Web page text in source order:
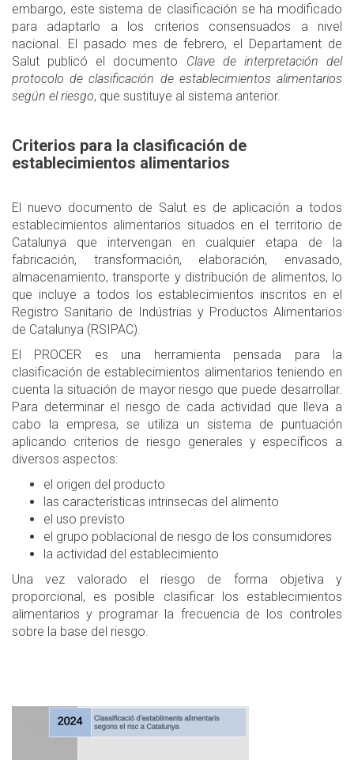
embargo, este sistema de clasificación se ha modificado
para adaptarlo a los criterios consensuados a nivel
nacional. El pasado mes de febrero, el Departament de
Salut publicó el documento Clave de interpretación del
protocolo de clasificación de establecimientos alimentarios
según el riesgo, que sustituye al sistema anterior.
Criterios para la clasificación de
establecimientos alimentarios
El nuevo documento de Salut es de aplicación a todos
establecimientos alimentarios situados en el territorio de
Catalunya que intervengan en cualquier etapa de la
fabricación, transformación, elaboración, envasado,
almacenamiento, transporte y distribución de alimentos, lo
que incluye a todos los establecimientos inscritos en el
Registro Sanitario de Indústrias y Productos Alimentarios
de Catalunya (RSIPAC).
El PROCER es una herramienta pensada para la
clasificación de establecimientos alimentarios teniendo en
cuenta la situación de mayor riesgo que puede desarrollar.
Para determinar el riesgo de cada actividad que lleva a
cabo la empresa, se utiliza un sistema de puntuación
aplicando criterios de riesgo generales y específicos a
diversos aspectos:
el origen del producto
las características intrinsecas del alimento
el uso previsto
el grupo poblacional de riesgo de los consumidores
la actividad del establecimiento
Una vez valorado el riesgo de forma objetiva y
proporcional, es posible clasificar los establecimientos
alimentarios y programar la frecuencia de los controles
sobre la base del riesgo.